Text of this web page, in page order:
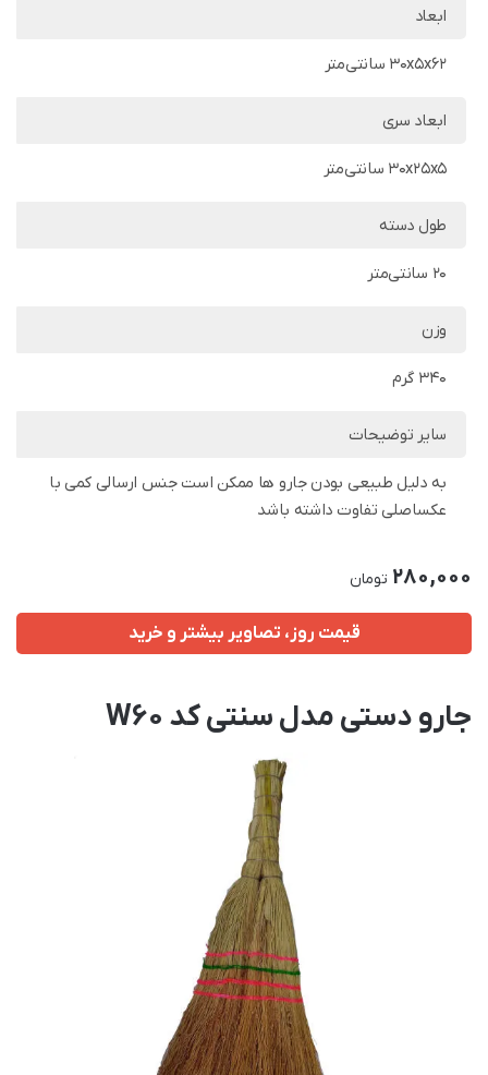
ابعاد
30x5x62 سانتی‌متر
ابعاد سری
30x25x5 سانتی‌متر
طول دسته
20 سانتی‌متر
وزن
340 گرم
سایر توضیحات
به دلیل طبیعی بودن جارو ها ممکن است جنس ارسالی کمی با
عکساصلی تفاوت داشته باشد
280,000 تومان
قیمت روز، تصاویر بیشتر و خرید
جارو دستی مدل سنتی کد W60